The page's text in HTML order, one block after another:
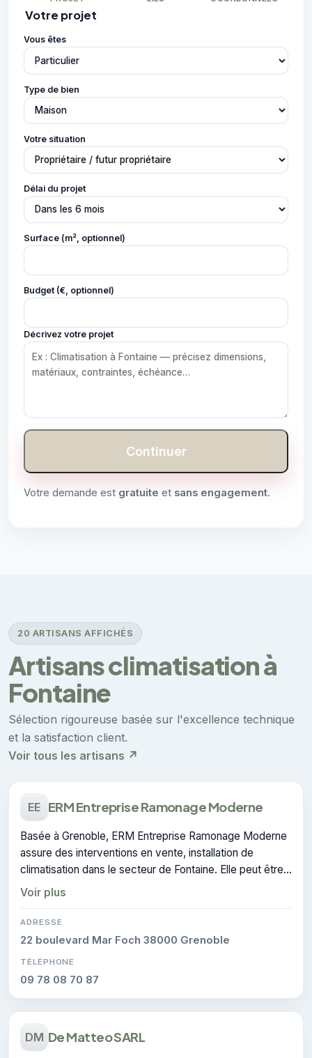
Votre projet
Vous êtes
Type de bien
Votre situation
Délai du projet
Surface (m², optionnel)
Budget (€, optionnel)
Décrivez votre projet
Continuer
Votre demande est gratuite et sans engagement.
20 ARTISANS AFFICHÉS
Artisans climatisation à
Fontaine
Sélection rigoureuse basée sur l'excellence technique
et la satisfaction client.
Voir tous les artisans ↗
EE ERM Entreprise Ramonage Moderne
Basée à Grenoble, ERM Entreprise Ramonage Moderne
assure des interventions en vente, installation de
climatisation dans le secteur de Fontaine. Elle peut être
sollicitée pour un devis en climatisation.
Voir plus
ADRESSE
22 boulevard Mar Foch 38000 Grenoble
TÉLÉPHONE
09 78 08 70 87
DM De Matteo SARL